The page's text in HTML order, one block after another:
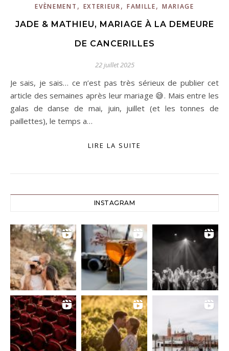
EVÈNEMENT , EXTERIEUR, FAMILLE, MARIAGE
JADE & MATHIEU, MARIAGE À LA DEMEURE
DE CANCERILLES
22 juillet 2025
Je sais, je sais… ce n’est pas très sérieux de publier cet
article des semaines après leur mariage 😅. Mais entre les
galas de danse de mai, juin, juillet (et les tonnes de
paillettes), le temps a…
LIRE LA SUITE
INSTAGRAM